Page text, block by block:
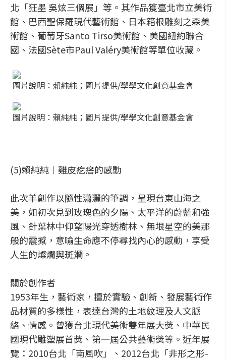
北「狂墨 吳炫三個展」等。其作品獲臺北市立美術
館、巴西聖保羅現代藝術館、日本箱根雕刻之森美
術館、葡萄牙Santo Tirso美術館、美國紐約聯合
國、法國Sète市Paul Valéry美術館等單位收藏。
圖片說明：賴純純；圖片提供/學學文化創意基金會
圖片說明：賴純純；圖片提供/學學文化創意基金會
(5)賴純純︱雞皮疙瘩的感動
此次羊創作以隨性瀟灑的筆調，呈現台東山海之
美，如初次見到玫瑰色的夕陽、太平洋的蔚藍和強
風、針葉林中仰望陽光穿透樹林、無垠星空的美那
般的震撼，意喻生命應不停尋找內心的感動，享受
人生的燦爛與斑斕。
關於創作者
1953年生，藝術家，擅於實驗、創新、發展藝術作
品材質的多樣性，表達台灣的土地紋理及人文脈
絡、情感。曾獲台北現代美術雙年展大獎、中華民
國現代雕塑展首獎、第一屆公共藝術獎等。近年展
覽：2010台北「南風吹」、2012台北「非形之形-